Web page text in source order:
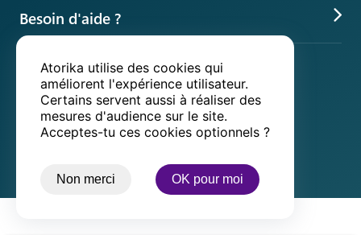
Atorika utilise des cookies qui
améliorent l'expérience utilisateur.
Certains servent aussi à réaliser des
mesures d'audience sur le site.
Acceptes-tu ces cookies optionnels ?
Non merci OK pour moi
L'univers Science
App éducation gratuite
Google play App store
Jeux pédagogiques
Jeux de cartes
Jeux gratuits
Jeux à deux
Cadeau de Noël
Cadeau d'anniversaire
Idée cadeau original
Idées anniversaire enfant
Besoin d'aide ?
Questions fréquentes
Centre d'assistance
Contact
Nos paiements sécurisés
Nos livreurs partenaires